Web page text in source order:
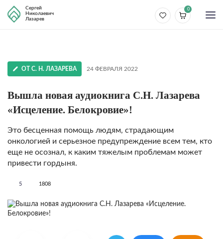
Сергей
Николаевич
Лазарев
0
ОТ С. Н. ЛАЗАРЕВА 24 ФЕВРАЛЯ 2022
Вышла новая аудиокнига С.Н. Лазарева
«Исцеление. Белокровие»!
Это бесценная помощь людям, страдающим
онкологией и серьезное предупреждение всем тем, кто
еще не осознал, к каким тяжелым проблемам может
привести гордыня.
5 1808